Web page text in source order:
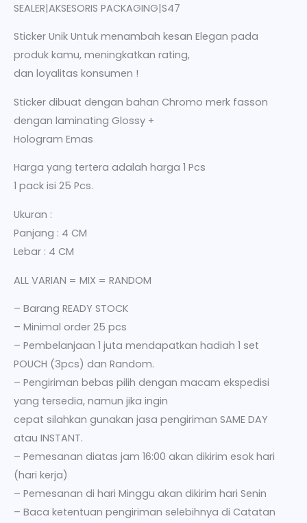
SEALER|AKSESORIS PACKAGING|S47
Sticker Unik Untuk menambah kesan Elegan pada
produk kamu, meningkatkan rating,
dan loyalitas konsumen !
Sticker dibuat dengan bahan Chromo merk fasson
dengan laminating Glossy +
Hologram Emas
Harga yang tertera adalah harga 1 Pcs
1 pack isi 25 Pcs.
Ukuran :
Panjang : 4 CM
Lebar : 4 CM
ALL VARIAN = MIX = RANDOM
– Barang READY STOCK
– Minimal order 25 pcs
– Pembelanjaan 1 juta mendapatkan hadiah 1 set
POUCH (3pcs) dan Random.
– Pengiriman bebas pilih dengan macam ekspedisi
yang tersedia, namun jika ingin
cepat silahkan gunakan jasa pengiriman SAME DAY
atau INSTANT.
– Pemesanan diatas jam 16:00 akan dikirim esok hari
(hari kerja)
– Pemesanan di hari Minggu akan dikirim hari Senin
– Baca ketentuan pengiriman selebihnya di Catatan